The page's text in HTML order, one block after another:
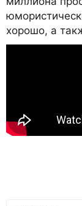
хорошо, а